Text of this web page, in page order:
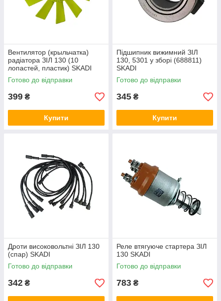
Вентилятор (крыльчатка)
радіатора ЗІЛ 130 (10
лопастей, пластик) SKADI
Готово до відправки
399 ₴
Купити
Підшипник вижимний ЗІЛ
130, 5301 у зборі (688811)
SKADI
Готово до відправки
345 ₴
Купити
Дроти високовольтні ЗІЛ 130
(спар) SKADI
Готово до відправки
342 ₴
Реле втягуюче стартера ЗІЛ
130 SKADI
Готово до відправки
783 ₴